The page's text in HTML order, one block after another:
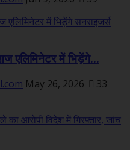
एलिमिनेटर में भिड़ेंगे...
May 26, 2026
33